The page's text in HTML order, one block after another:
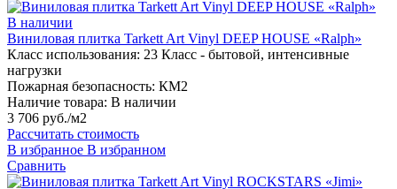
В наличии
Виниловая плитка Tarkett Art Vinyl DEEP HOUSE «Ralph»
Класс использования: 23 Класс - бытовой, интенсивные
нагрузки
Пожарная безопасность: КМ2
Наличие товара: В наличии
3 706 руб./м2
Рассчитать стоимость
В избранное В избранном
Сравнить